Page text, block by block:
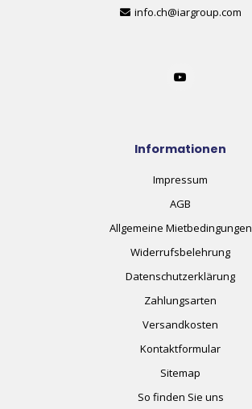
info.ch@iargroup.com
Informationen
Impressum
AGB
Allgemeine Mietbedingungen
Widerrufsbelehrung
Datenschutzerklärung
Zahlungsarten
Versandkosten
Kontaktformular
Sitemap
So finden Sie uns